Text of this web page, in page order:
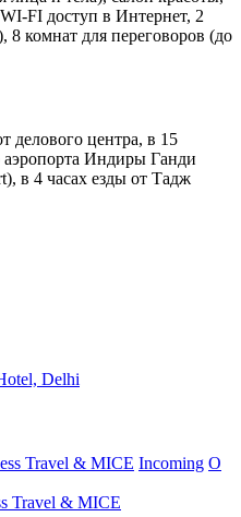
FI доступ в Интернет, 2
8 комнат для переговоров (до
делового центра, в 15
Индиры Ганди
в 4 часах езды от Тадж
Delhi
Travel & MICE Incoming О
Travel & MICE